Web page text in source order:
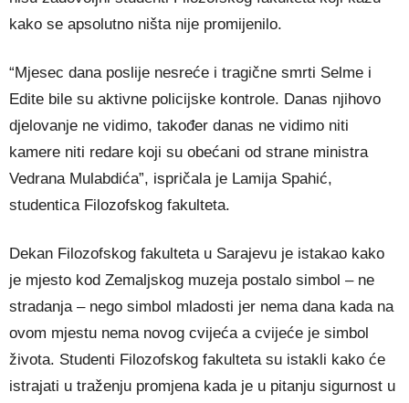
kako se apsolutno ništa nije promijenilo.
“Mjesec dana poslije nesreće i tragične smrti Selme i
Edite bile su aktivne policijske kontrole. Danas njihovo
djelovanje ne vidimo, također danas ne vidimo niti
kamere niti redare koji su obećani od strane ministra
Vedrana Mulabdića”, ispričala je Lamija Spahić,
studentica Filozofskog fakulteta.
Dekan Filozofskog fakulteta u Sarajevu je istakao kako
je mjesto kod Zemaljskog muzeja postalo simbol – ne
stradanja – nego simbol mladosti jer nema dana kada na
ovom mjestu nema novog cvijeća a cvijeće je simbol
života. Studenti Filozofskog fakulteta su istakli kako će
istrajati u traženju promjena kada je u pitanju sigurnost u